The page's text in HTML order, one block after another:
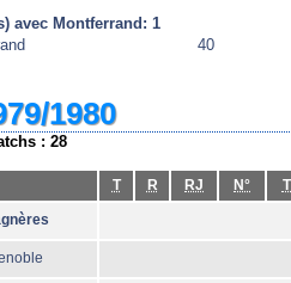
avec Montferrand: 1
40
1980
: 28
T R RJ N°